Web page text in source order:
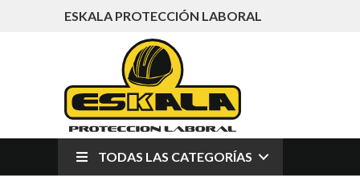
ESKALA PROTECCIÓN LABORAL
TODAS LAS CATEGORÍAS